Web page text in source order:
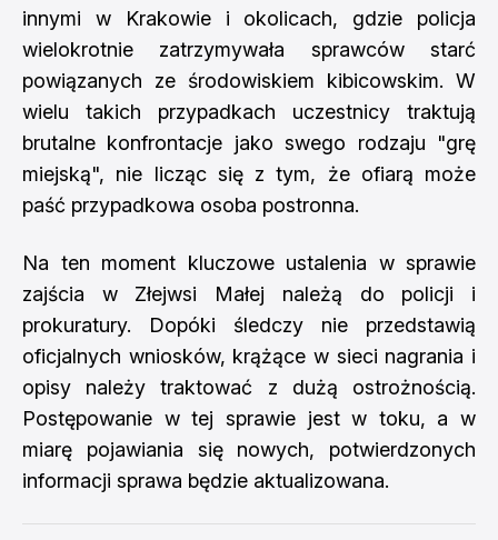
innymi w Krakowie i okolicach, gdzie policja
wielokrotnie zatrzymywała sprawców starć
powiązanych ze środowiskiem kibicowskim. W
wielu takich przypadkach uczestnicy traktują
brutalne konfrontacje jako swego rodzaju "grę
miejską", nie licząc się z tym, że ofiarą może
paść przypadkowa osoba postronna.
Na ten moment kluczowe ustalenia w sprawie
zajścia w Złejwsi Małej należą do policji i
prokuratury. Dopóki śledczy nie przedstawią
oficjalnych wniosków, krążące w sieci nagrania i
opisy należy traktować z dużą ostrożnością.
Postępowanie w tej sprawie jest w toku, a w
miarę pojawiania się nowych, potwierdzonych
informacji sprawa będzie aktualizowana.